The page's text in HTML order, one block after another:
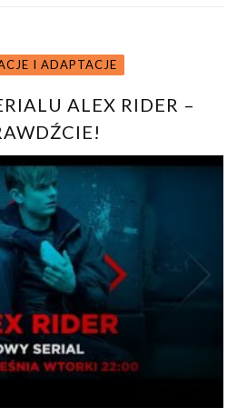
I ADAPTACJE
ALEX RIDER –